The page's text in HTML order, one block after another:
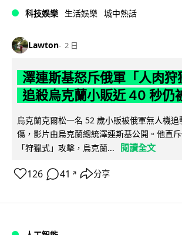
科技娛樂 生活娛樂 城中熱話
Lawton 2 日
澤連斯基怒斥俄軍「人肉狩
追殺烏克蘭小販近 40 秒仍
烏克蘭克爾松一名 52 歲小販被俄軍無人機
傷，影片由烏克蘭總統澤連斯基公開。他直
「狩獵式」攻擊，烏克蘭...
閱讀全文
126 41 ↗ 分享